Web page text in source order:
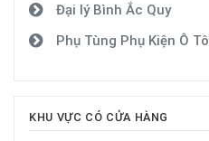
Đại lý Bình Ắc Quy
Phụ Tùng Phụ Kiện Ô Tô
KHU VỰC CÓ CỬA HÀNG